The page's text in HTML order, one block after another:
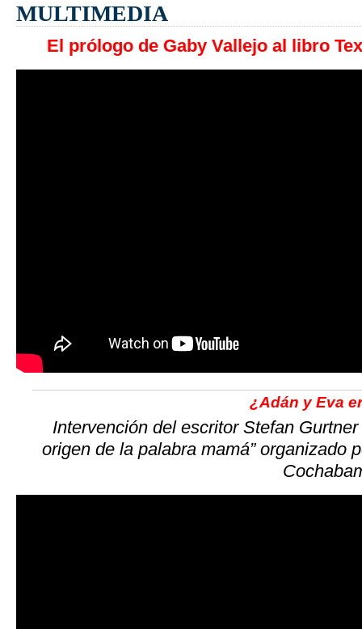
MULTIMEDIA
El prólogo de Gaby Vallejo al libro
¿Adán y Eva
Intervención del escritor Stefan
origen de la palabra mamá” organizado